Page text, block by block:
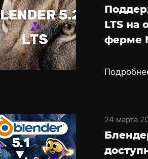
LTS на
ферме
24 марта